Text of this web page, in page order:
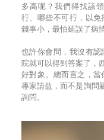
多高呢？我們得找該
行、哪些不可行，以
錢事小，最怕延誤了病情
也許你會問，我沒有
院就可以得到答案了，
好對象。總而言之，
專家請益，而不是詢問
詢問。